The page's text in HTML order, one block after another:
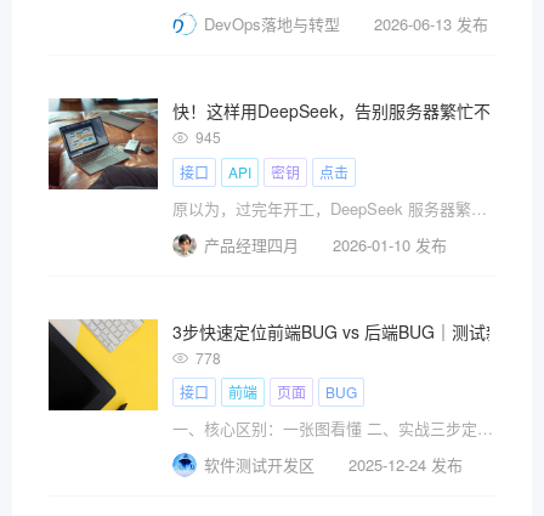
DevOps落地与转型
2026-06-13 发布
快！这样用DeepSeek，告别服务器繁忙不可用
945
接口
API 密钥 点击
原以为，过完年开工，DeepSeek 服务器繁忙的问题会被
产品经理四月
2026-01-10 发布
3步快速定位前端BUG vs 后端BUG｜测试新人必
778
接口
前端 页面 BUG
一、核心区别：一张图看懂 二、实战三步定位法
软件测试开发区
2025-12-24 发布